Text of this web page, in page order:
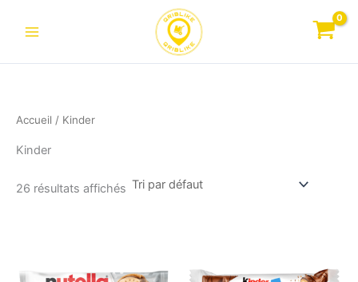
Accueil / Kinder
Kinder
26 résultats affichés